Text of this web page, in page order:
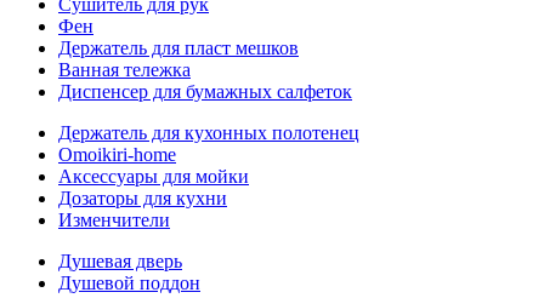
Сушитель для рук
Фен
Держатель для пласт мешков
Ванная тележка
Диспенсер для бумажных салфеток
Держатель для кухонных полотенец
Omoikiri-home
Аксессуары для мойки
Дозаторы для кухни
Изменчители
Душевая дверь
Душевой поддон